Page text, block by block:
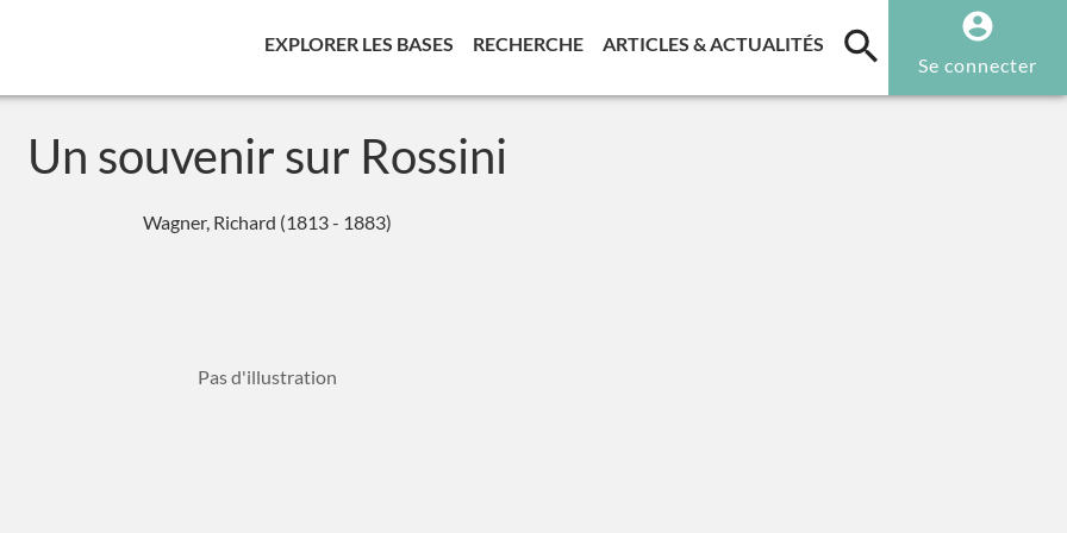
EXPLORER LES BASES (CURRENT)
RECHERCHE(CURRENT)
ARTICLES & ACTUALITÉS (CURRENT)
Se connecter
Un souvenir sur Rossini
Wagner, Richard (1813 - 1883)
Pas d'illustration